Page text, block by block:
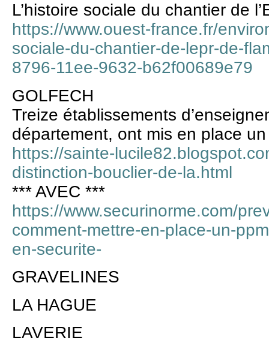
L’histoire sociale du chantier de
https://www.ouest-france.fr/
sociale-du-chantier-de-lepr-de-
8796-11ee-9632-b62f00689e79
GOLFECH
Treize établissements
département, ont mis en place
https://sainte-
distinction-bouclier-de-la.html
*** AVEC ***
https://www.securinorme.com/
comment-mettre-en-place-un-
en-securite-
GRAVELINES
LA HAGUE
LAVERIE